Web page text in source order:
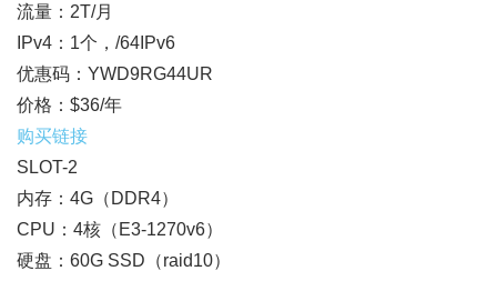
流量：2T/月
IPv4：1个，/64IPv6
优惠码：YWD9RG44UR
价格：$36/年
购买链接
SLOT-2
内存：4G（DDR4）
CPU：4核（E3-1270v6）
硬盘：60G SSD（raid10）